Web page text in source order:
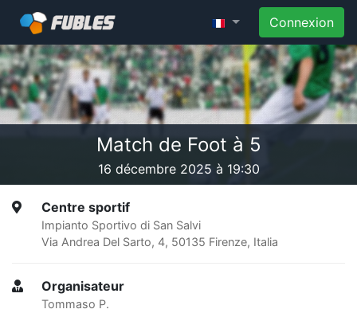
Connexion
Match de Foot à 5
16 décembre 2025 à 19:30
Centre sportif
Impianto Sportivo di San Salvi
Via Andrea Del Sarto, 4, 50135 Firenze, Italia
Organisateur
Tommaso P.